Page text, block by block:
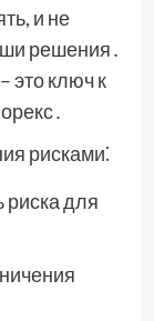
и не
решения․
это ключ к
рисками⁚
для